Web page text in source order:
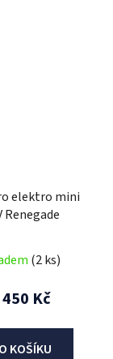
elektro mini
Renegade
(2 ks)
Kč
KOŠÍKU